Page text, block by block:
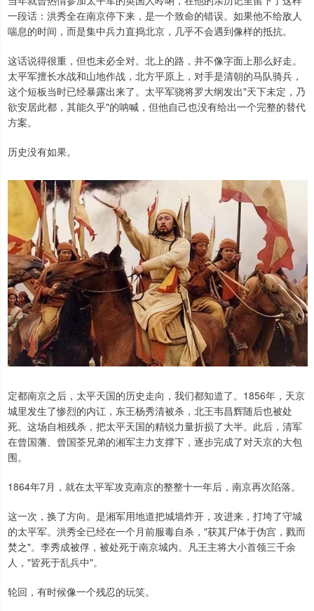
一段话：洪秀全在南京停下来，是一个致命的错误。如果他不给敌人
喘息的时间，而是集中兵力直捣北京，几乎不会遇到像样的抵抗。
这话说得很重，但也未必全对。北上的路，并不像字面上那么好走。
太平军擅长水战和山地作战，北方平原上，对手是清朝的马队骑兵，
这个短板当时已经暴露出来了。太平军骁将罗大纲发出"天下未定，乃
欲安居此都，其能久乎"的呐喊，但他自己也没有给出一个完整的替代
方案。
历史没有如果。
定都南京之后，太平天国的历史走向，我们都知道了。1856年，天京
城里发生了惨烈的内讧，东王杨秀清被杀，北王韦昌辉随后也被处
死。这场自相残杀，把太平天国的精锐力量折损了大半。此后，清军
在曾国藩、曾国荃兄弟的湘军主力支撑下，逐步完成了对天京的大包
围。
1864年7月，就在太平军攻克南京的整整十一年后，南京再次陷落。
这一次，换了方向。是湘军用地道把城墙炸开，攻进来，打垮了守城
的太平军。洪秀全已经在一个月前服毒自杀，"获其尸体于伪宫，戮而
焚之"。李秀成被俘，被处死于南京城内。凡王主将大小首领三千余
人，"皆死于乱兵中"。
轮回，有时候像一个残忍的玩笑。